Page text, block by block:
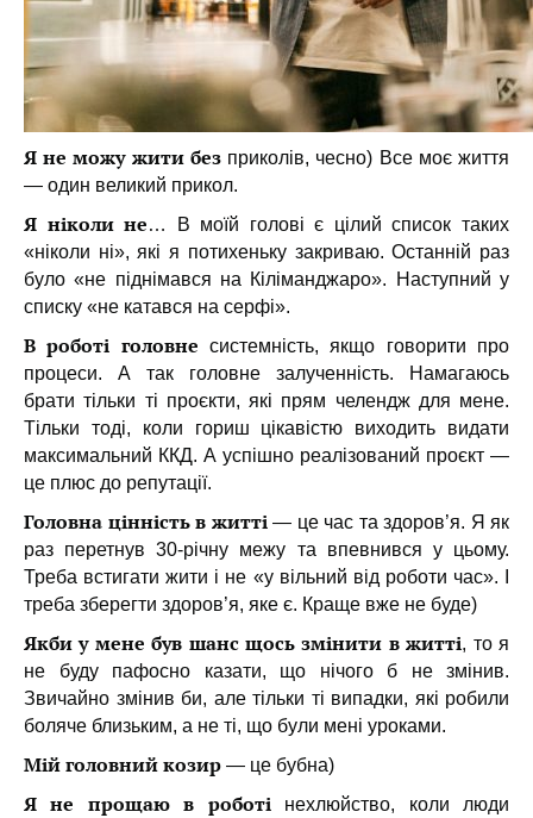
Я не можу жити безприколів, чесно) Все моє життя
— один великий прикол.
Я ніколи не… В моїй голові є цілий список таких
«ніколи ні», які я потихеньку закриваю. Останній раз
було «не піднімався на Кіліманджаро». Наступний у
списку «не катався на серфі».
В роботі головне системність, якщо говорити про
процеси. А так головне залученність. Намагаюсь
брати тільки ті проєкти, які прям челендж для мене.
Тільки тоді, коли гориш цікавістю виходить видати
максимальний ККД. А успішно реалізований проєкт —
це плюс до репутації.
Головна цінність в житті— це час та здоров’я. Я як
раз перетнув 30-річну межу та впевнився у цьому.
Треба встигати жити і не «у вільний від роботи час». І
треба зберегти здоров’я, яке є. Краще вже не буде)
Якби у мене був шанс щось змінити в житті, то я
не буду пафосно казати, що нічого б не змінив.
Звичайно змінив би, але тільки ті випадки, які робили
боляче близьким, а не ті, що були мені уроками.
Мій головний козир — це бубна)
Я не прощаю в роботінехлюйство, коли люди